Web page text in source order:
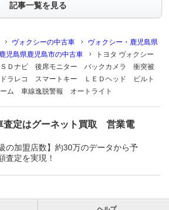
記事一覧を見る
ヴォクシーの中古車
ヴォクシー・鹿児島県
児島県鹿児島市の中古車
トヨタ ヴォクシー
Ｄナビ 後席モニター バックカメラ 衝突被
ラレコ スマートキー ＬＥＤヘッド ビルト
ム 車線逸脱警報 オートライト
査定はグーネット買取 営業電
の加盟店数】約30万のデータから予
査定を実現！